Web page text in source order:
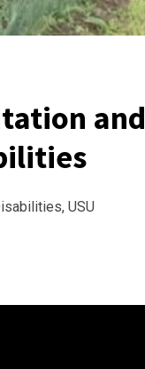
and
USU